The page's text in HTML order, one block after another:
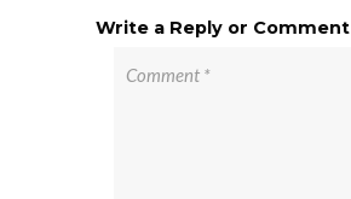
Write a Reply or Comment